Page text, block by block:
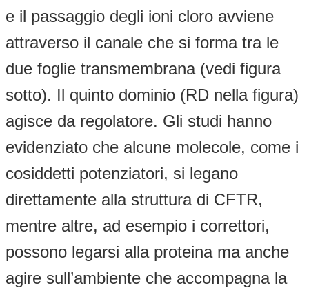
e il passaggio degli ioni cloro avviene
attraverso il canale che si forma tra le
due foglie transmembrana (vedi figura
sotto). Il quinto dominio (RD nella figura)
agisce da regolatore. Gli studi hanno
evidenziato che alcune molecole, come i
cosiddetti potenziatori, si legano
direttamente alla struttura di CFTR,
mentre altre, ad esempio i correttori,
possono legarsi alla proteina ma anche
agire sull’ambiente che accompagna la